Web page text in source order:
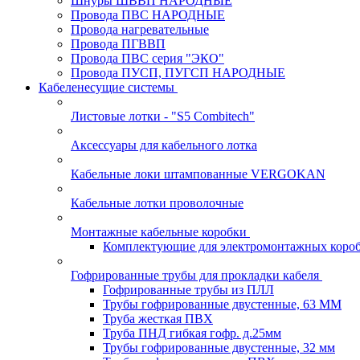
Провода ПВС НАРОДНЫЕ
Провода нагревательные
Провода ПГВВП
Провода ПВС серия "ЭКО"
Провода ПУСП, ПУГСП НАРОДНЫЕ
Кабеленесущие системы
Листовые лотки - "S5 Combitech"
Аксессуары для кабельного лотка
Кабельные локи штампованные VERGOKAN
Кабельные лотки проволочные
Монтажные кабельные коробки
Комплектующие для электромонтажных
Гофрированные трубы для прокладки кабеля
Гофрированные трубы из ПЛЛ
Трубы гофрированные двустенные, 63 ММ
Труба жесткая ПВХ
Труба ПНД гибкая гофр. д.25мм
Трубы гофрированные двустенные, 32 мм